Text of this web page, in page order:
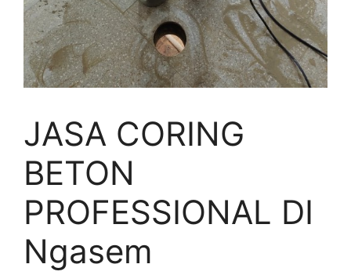
JASA CORING
BETON
PROFESSIONAL DI
Ngasem